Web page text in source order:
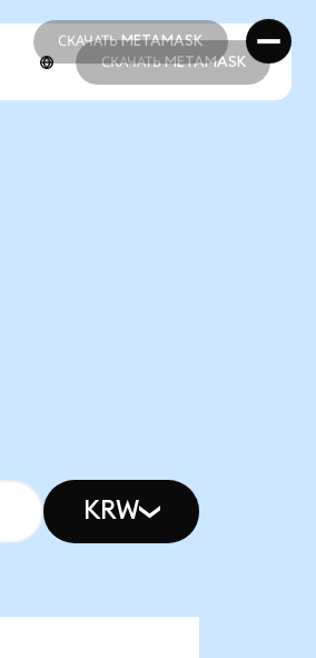
СКАЧАТЬ METAMASK
СКАЧАТЬ METAMASK
СКАЧАТЬ METAMASK
KRW